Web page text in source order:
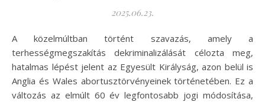
2025.06.23.
A közelmúltban történt szavazás, amely a
terhességmegszakítás dekriminalizálását célozta meg,
hatalmas lépést jelent az Egyesült Királyság, azon belül is
Anglia és Wales abortusztörvényeinek történetében. Ez a
változás az elmúlt 60 év legfontosabb jogi módosítása,